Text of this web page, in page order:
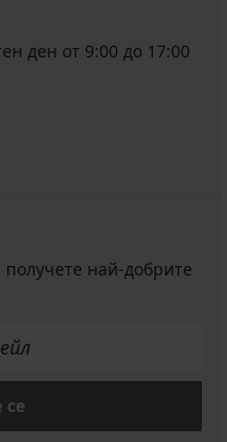
ден от 9:00 до 17:00
най-добрите
се